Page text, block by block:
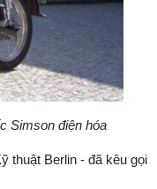
Simson điện hóa
thuật Berlin - đã kêu gọi